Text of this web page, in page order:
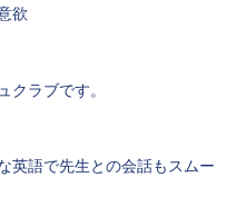
欲
ラブです。
英語で先生との会話もスムー